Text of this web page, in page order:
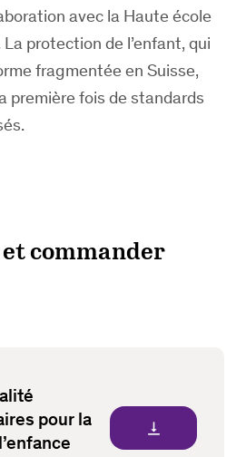
avec la Haute école
protection de l’enfant, qui
fragmentée en Suisse,
première fois de standards
commander
pour la
vertical_align_bottom